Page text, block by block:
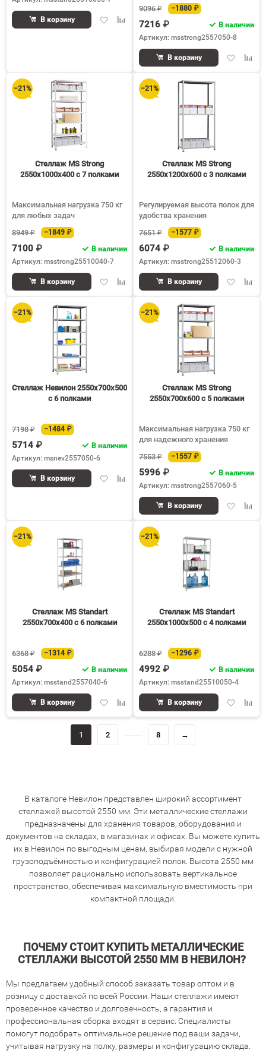
ДобавитьДобавить
сравнению
В корзину
9096 ₽ −1880 ₽
7216 ₽
В наличии
Артикул: msstrong2557050-8
Добавить
В корзину
−21%
Стеллаж MS Strong
2550х1000х400 c 7 полками
Максимальная нагрузка 750 кг
для любых задач
8949 ₽
−1849 ₽
7100 ₽
В наличии
Артикул: msstrong25510040-7
ДобавитьДобавить
сравнению
В корзину
−21%
Стеллаж MS Strong
2550х1200х600 c 3 полками
Регулируемая высота полок для
удобства хранения
7651 ₽
−1577 ₽
6074 ₽
В наличии
Артикул: msstrong25512060-3
Добавить
В корзину
−21%
Стеллаж Невилон 2550х700х500
c 6 полками
7198 ₽ −1484 ₽
5714 ₽
В наличии
Артикул: msnev2557050-6
ДобавитьДобавить
сравнению
В корзину
−21%
Стеллаж MS Strong
2550х700х600 c 5 полками
Максимальная нагрузка 750 кг
для надежного хранения
7553 ₽
−1557 ₽
5996 ₽
В наличии
Артикул: msstrong2557060-5
Добавить
В корзину
−21%
Стеллаж MS Standart
2550х700х400 c 6 полками
6368 ₽ −1314 ₽
5054 ₽
В наличии
Артикул: msstand2557040-6
Добавить
избранное
Добавить
сравнению
В корзину
−21%
Стеллаж MS Standart
2550х1000х500 c 4 полками
6288 ₽ −1296 ₽
4992 ₽
В наличии
Артикул: msstand25510050-4
Добавить
В корзину
1 2 8 →
В каталоге Невилон представлен широкий ассортимент
стеллажей высотой 2550 мм. Эти металлические стеллажи
предназначены для хранения товаров, оборудования и
документов на складах, в магазинах и офисах. Вы можете купить
их в Невилон по выгодным ценам, выбирая модели с нужной
грузоподъёмностью и конфигурацией полок. Высота 2550 мм
позволяет рационально использовать вертикальное
пространство, обеспечивая максимальную вместимость при
компактной площади.
ПОЧЕМУ СТОИТ КУПИТЬ МЕТАЛЛИЧЕСКИЕ
СТЕЛЛАЖИ ВЫСОТОЙ 2550 ММ В НЕВИЛОН?
Мы предлагаем удобный способ заказать товар оптом и в
розницу с доставкой по всей России. Наши стеллажи имеют
проверенное качество и долговечность, а гарантия и
профессиональная сборка входят в сервис. Специалисты
помогут подобрать оптимальное решение под ваши задачи,
учитывая нагрузку на полку, размеры и конфигурацию склада.